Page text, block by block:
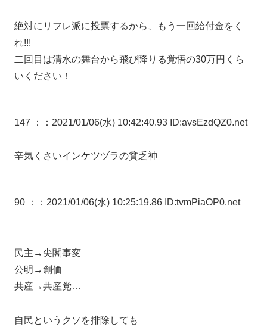
絶対にリフレ派に投票するから、もう一回給付金をく
れ!!!
二回目は清水の舞台から飛び降りる覚悟の30万円くら
いください！
147 ： ：2021/01/06(水) 10:42:40.93 ID:avsEzdQZ0.net
辛気くさいインケツヅラの貧乏神
90 ： ：2021/01/06(水) 10:25:19.86 ID:tvmPiaOP0.net
民主→尖閣事変
公明→創価
共産→共産党…
自民というクソを排除しても